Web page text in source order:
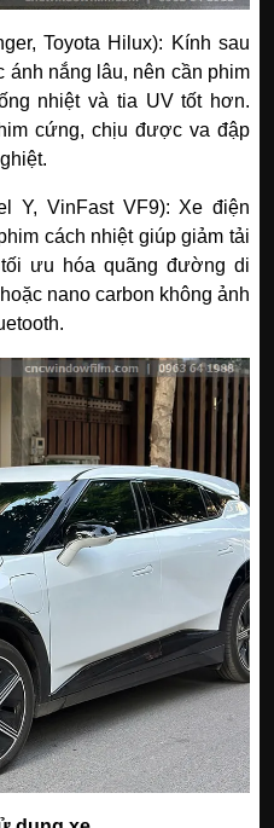
Toyota Hilux): Kính sau
nắng lâu, nên cần phim
nhiệt và tia UV tốt hơn.
cứng, chịu được va đập
Y, VinFast VF9): Xe điện
cách nhiệt giúp giảm tải
ưu hóa quãng đường di
nano carbon không ảnh